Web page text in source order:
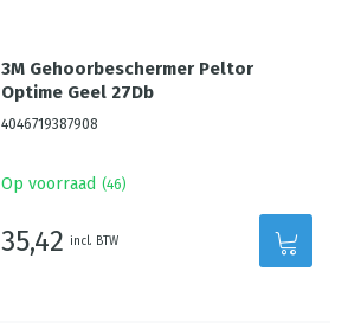
3M Gehoorbeschermer Peltor
Optime Geel 27Db
4046719387908
Op voorraad (46)
35,42 incl. BTW